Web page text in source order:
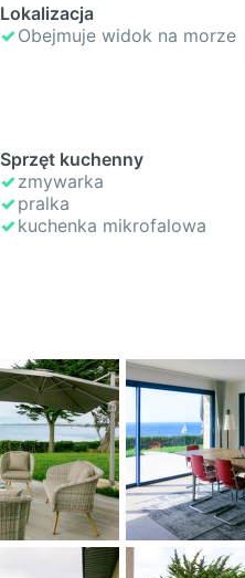
Lokalizacja
Obejmuje widok na morze
Sprzęt kuchenny
zmywarka
pralka
kuchenka mikrofalowa